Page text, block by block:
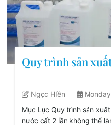
Quy trình sản
Ngọc HIền
Mục Lục Quy trình sản
nước cất 2 lần không thể